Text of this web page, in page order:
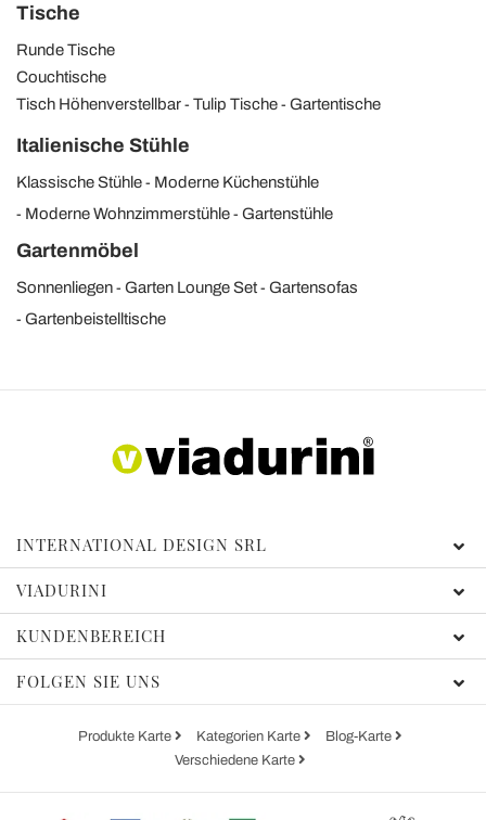
Tische
Runde Tische
Couchtische
Tisch Höhenverstellbar
Tulip Tische Gartentische
Italienische Stühle
Klassische Stühle
Moderne Küchenstühle
Moderne Wohnzimmerstühle
Gartenstühle
Gartenmöbel
Sonnenliegen Garten Lounge Set
Gartensofas
Gartenbeistelltische
INTERNATIONAL DESIGN SRL
VIADURINI
KUNDENBEREICH
FOLGEN SIE UNS
Produkte Karte Kategorien Karte
Blog-Karte
Verschiedene Karte